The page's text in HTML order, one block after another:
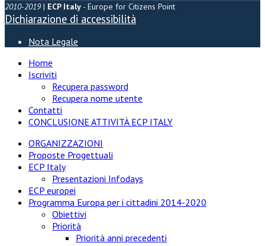
2010-2019| ECP Italy - Europe for Citizens Point
Dichiarazione di accessibilità
Nota Legale
Home
Iscriviti
Recupera password
Recupera nome utente
Contatti
CONCLUSIONE ATTIVITÀ ECP ITALY
ORGANIZZAZIONI
Proposte Progettuali
ECP Italy
Presentazioni Infodays
ECP europei
Programma Europa per i cittadini 2014-2020
Obiettivi
Priorità
Priorità anni precedenti